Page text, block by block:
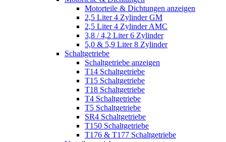
Motorteile & Dichtungen anzeigen
2,5 Liter 4 Zylinder GM
2,5 Liter 4 Zylinder AMC
3,8 / 4,2 Liter 6 Zylinder
5,0 & 5,9 Liter 8 Zylinder
Schaltgetriebe
Schaltgetriebe anzeigen
T14 Schaltgetriebe
T15 Schaltgetriebe
T18 Schaltgetriebe
T4 Schaltgetriebe
T5 Schaltgetriebe
SR4 Schaltgetriebe
T150 Schaltgetriebe
T176 & T177 Schaltgetriebe